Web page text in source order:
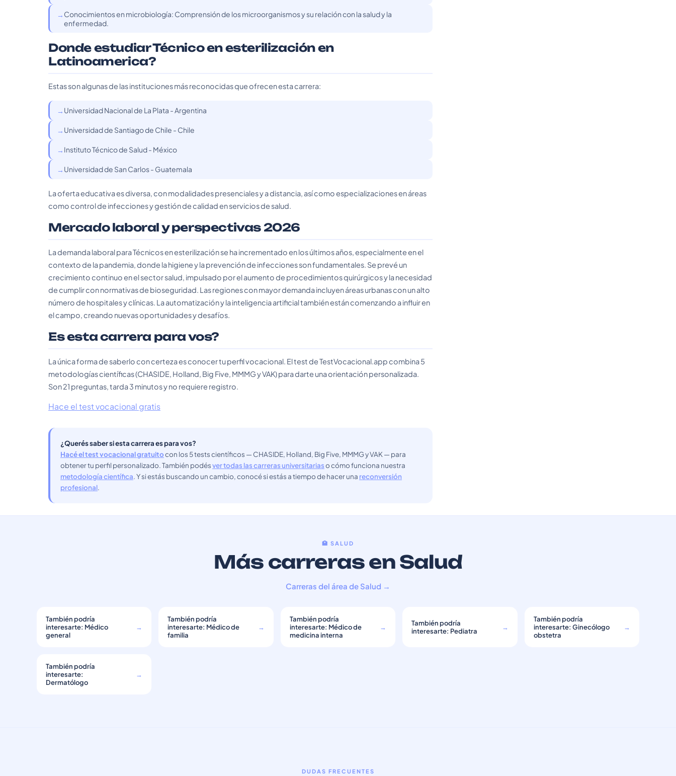
Conocimientos en microbiología: Comprensión de los microorganismos y su relación con la salud y la
enfermedad.
Donde estudiar Técnico en esterilización en
Latinoamerica?
Estas son algunas de las instituciones más reconocidas que ofrecen esta carrera:
Universidad Nacional de La Plata - Argentina
Universidad de Santiago de Chile - Chile
Instituto Técnico de Salud - México
Universidad de San Carlos - Guatemala
La oferta educativa es diversa, con modalidades presenciales y a distancia, así como especializaciones en áreas
como control de infecciones y gestión de calidad en servicios de salud.
Mercado laboral y perspectivas 2026
La demanda laboral para Técnicos en esterilización se ha incrementado en los últimos años, especialmente en el
contexto de la pandemia, donde la higiene y la prevención de infecciones son fundamentales. Se prevé un
crecimiento continuo en el sector salud, impulsado por el aumento de procedimientos quirúrgicos y la necesidad
de cumplir con normativas de bioseguridad. Las regiones con mayor demanda incluyen áreas urbanas con un alto
número de hospitales y clínicas. La automatización y la inteligencia artificial también están comenzando a influir en
el campo, creando nuevas oportunidades y desafíos.
Es esta carrera para vos?
La única forma de saberlo con certeza es conocer tu perfil vocacional. El test de TestVocacional.app combina 5
metodologías científicas (CHASIDE, Holland, Big Five, MMMG y VAK) para darte una orientación personalizada.
Son 21 preguntas, tarda 3 minutos y no requiere registro.
Hace el test vocacional gratis
¿Querés saber si esta carrera es para vos?
Hacé el test vocacional gratuitocon los 5 tests científicos — CHASIDE, Holland, Big Five, MMMG y VAK — para
obtener tu perfil personalizado. También podésver todas las carreras universitariaso cómo funciona nuestra
metodología científica. Y si estás buscando un cambio, conocé si estás a tiempo de hacer una reconversión
profesional.
🏥 SALUD
Más carreras en Salud
Carreras del área de Salud →
También podría
interesarte: Médico
general
→
También podría
interesarte: Médico de
familia
→
También podría
interesarte: Médico de
medicina interna
→
También podría
interesarte: Pediatra
→
También podría
interesarte: Ginecólogo
obstetra
→
También podría
interesarte:
Dermatólogo
→
DUDAS FRECUENTES